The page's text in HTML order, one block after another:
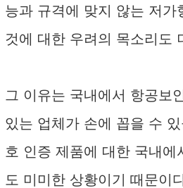
능과 규격에 맞지 않는 저가
것에 대한 우려의 목소리도
그 이유는 국내에서 항공보
있는 업체가 손에 꼽을 수
호 인증 제품에 대한 국내에
도 미미한 상황이기 때문이